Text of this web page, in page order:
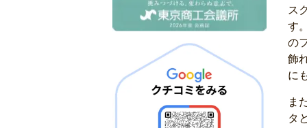
ス
す
の
飾
に
ま
タ